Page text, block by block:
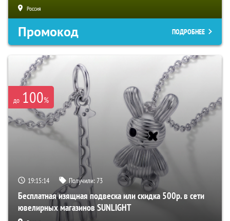
Россия
Промокод ПОДРОБНЕЕ
до 100%
19:15:13 Получили:73
Бесплатная изящная подвеска или скидка 500р. в сети
ювелирных магазинов SUNLIGHT